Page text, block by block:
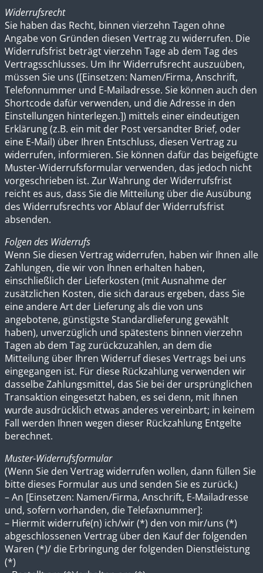
Widerrufsrecht
Sie haben das Recht, binnen vierzehn Tagen ohne
Angabe von Gründen diesen Vertrag zu widerrufen. Die
Widerrufsfrist beträgt vierzehn Tage ab dem Tag des
Vertragsschlusses. Um Ihr Widerrufsrecht auszuüben,
müssen Sie uns ([Einsetzen: Namen/Firma, Anschrift,
Telefonnummer und E-Mailadresse. Sie können auch den
Shortcode dafür verwenden, und die Adresse in den
Einstellungen hinterlegen.]) mittels einer eindeutigen
Erklärung (z.B. ein mit der Post versandter Brief, oder
eine E-Mail) über Ihren Entschluss, diesen Vertrag zu
widerrufen, informieren. Sie können dafür das beigefügte
Muster-Widerrufsformular verwenden, das jedoch nicht
vorgeschrieben ist. Zur Wahrung der Widerrufsfrist
reicht es aus, dass Sie die Mitteilung über die Ausübung
des Widerrufsrechts vor Ablauf der Widerrufsfrist
absenden.
Folgen des Widerrufs
Wenn Sie diesen Vertrag widerrufen, haben wir Ihnen alle
Zahlungen, die wir von Ihnen erhalten haben,
einschließlich der Lieferkosten (mit Ausnahme der
zusätzlichen Kosten, die sich daraus ergeben, dass Sie
eine andere Art der Lieferung als die von uns
angebotene, günstigste Standardlieferung gewählt
haben), unverzüglich und spätestens binnen vierzehn
Tagen ab dem Tag zurückzuzahlen, an dem die
Mitteilung über Ihren Widerruf dieses Vertrags bei uns
eingegangen ist. Für diese Rückzahlung verwenden wir
dasselbe Zahlungsmittel, das Sie bei der ursprünglichen
Transaktion eingesetzt haben, es sei denn, mit Ihnen
wurde ausdrücklich etwas anderes vereinbart; in keinem
Fall werden Ihnen wegen dieser Rückzahlung Entgelte
berechnet.
Muster-Widerrufsformular
(Wenn Sie den Vertrag widerrufen wollen, dann füllen Sie
bitte dieses Formular aus und senden Sie es zurück.)
– An [Einsetzen: Namen/Firma, Anschrift, E-Mailadresse
und, sofern vorhanden, die Telefaxnummer]:
– Hiermit widerrufe(n) ich/wir (*) den von mir/uns (*)
abgeschlossenen Vertrag über den Kauf der folgenden
Waren (*)/ die Erbringung der folgenden Dienstleistung
(*)